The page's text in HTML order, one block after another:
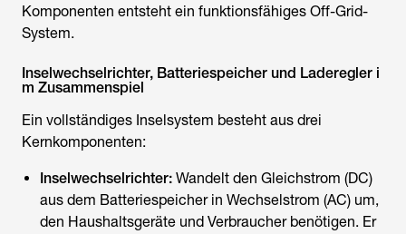
Komponenten entsteht ein funktionsfähiges Off-Grid-
System.
Inselwechselrichter, Batteriespeicher und Laderegler i
m Zusammenspiel
Ein vollständiges Inselsystem besteht aus drei
Kernkomponenten:
Inselwechselrichter: Wandelt den Gleichstrom (DC)
aus dem Batteriespeicher in Wechselstrom (AC) um,
den Haushaltsgeräte und Verbraucher benötigen. Er